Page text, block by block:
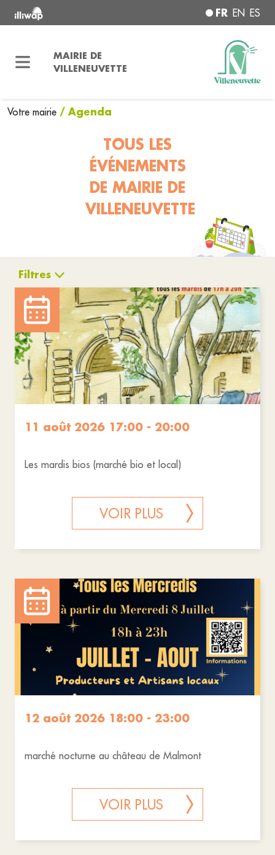
FR EN ES
MAIRIE DE
VILLENEUVETTE
Votre mairie / Agenda
TOUS LES
ÉVÉNEMENTS
DE MAIRIE DE
VILLENEUVETTE
Filtres
Culture Animations Marchés / Foires
Réinitialiser les filtres
11 août 2026 17:00 - 20:00
Les mardis bios (marché bio et local)
VOIR PLUS
12 août 2026 18:00 - 23:00
marché nocturne au château de Malmont
VOIR PLUS